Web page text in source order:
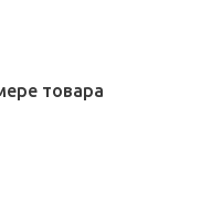
товара